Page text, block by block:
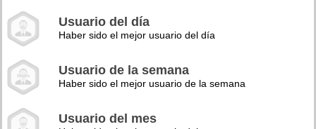
Usuario del día
Haber sido el mejor usuario del día
Usuario de la semana
Haber sido el mejor usuario de la semana
Usuario del mes